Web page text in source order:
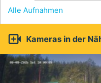
Alle Aufnahmen
 Kameras in der